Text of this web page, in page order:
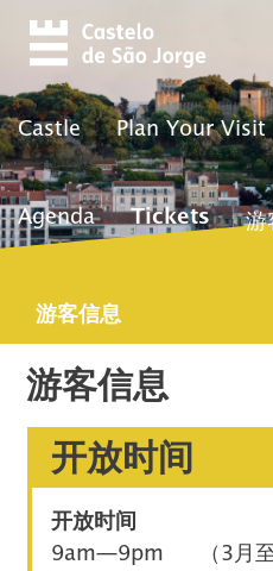
Castle Plan Your Visit
Agenda Tickets 游
游客信息
游客信息
开放时间
开放时间
9am—9pm （3月至